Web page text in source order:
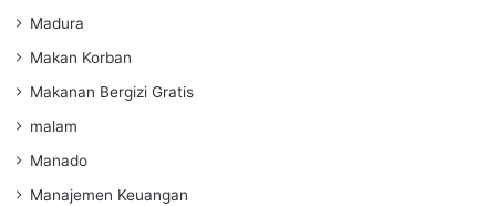
Madura
Makan Korban
Makanan Bergizi Gratis
malam
Manado
Manajemen Keuangan